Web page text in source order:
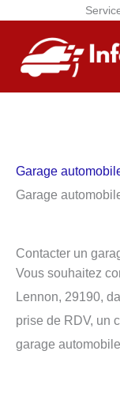
contenu
Garage
Garage
Contacter un
Vous souhaitez
Lennon, 29190,
prise de RDV, un
garage